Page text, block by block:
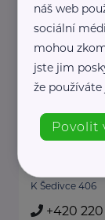
Centrum
Praze 10,
Sámova 29.VII
+420 271
Centrum
K Šedivce 406
+420 220
náš web
sociální
mohou
jste jim
že
Povolit